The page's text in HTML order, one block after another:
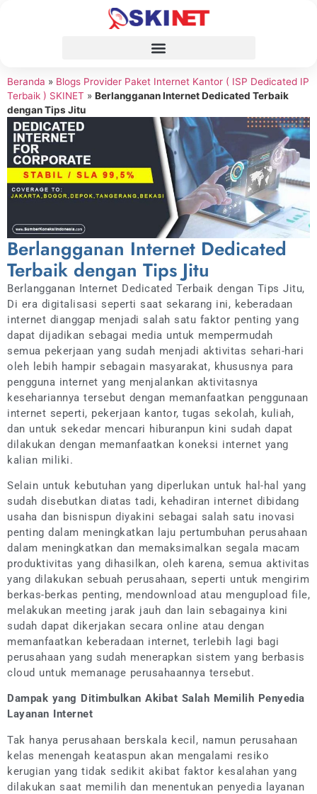
Beranda » Blogs Provider Paket Internet Kantor ( ISP Dedicated IP
Terbaik ) SKINET » Berlangganan Internet Dedicated Terbaik
dengan Tips Jitu
Berlangganan Internet Dedicated
Terbaik dengan Tips Jitu
Berlangganan Internet Dedicated Terbaik dengan Tips Jitu,
Di era digitalisasi seperti saat sekarang ini, keberadaan
internet dianggap menjadi salah satu faktor penting yang
dapat dijadikan sebagai media untuk mempermudah
semua pekerjaan yang sudah menjadi aktivitas sehari-hari
oleh lebih hampir sebagain masyarakat, khususnya para
pengguna internet yang menjalankan aktivitasnya
kesehariannya tersebut dengan memanfaatkan penggunaan
internet seperti, pekerjaan kantor, tugas sekolah, kuliah,
dan untuk sekedar mencari hiburanpun kini sudah dapat
dilakukan dengan memanfaatkan koneksi internet yang
kalian miliki.
Selain untuk kebutuhan yang diperlukan untuk hal-hal yang
sudah disebutkan diatas tadi, kehadiran internet dibidang
usaha dan bisnispun diyakini sebagai salah satu inovasi
penting dalam meningkatkan laju pertumbuhan perusahaan
dalam meningkatkan dan memaksimalkan segala macam
produktivitas yang dihasilkan, oleh karena, semua aktivitas
yang dilakukan sebuah perusahaan, seperti untuk mengirim
berkas-berkas penting, mendownload atau mengupload file,
melakukan meeting jarak jauh dan lain sebagainya kini
sudah dapat dikerjakan secara online atau dengan
memanfaatkan keberadaan internet, terlebih lagi bagi
perusahaan yang sudah menerapkan sistem yang berbasis
cloud untuk memanage perusahaannya tersebut.
Dampak yang Ditimbulkan Akibat Salah Memilih Penyedia
Layanan Internet
Tak hanya perusahaan berskala kecil, namun perusahaan
kelas menengah keataspun akan mengalami resiko
kerugian yang tidak sedikit akibat faktor kesalahan yang
dilakukan saat memilih dan menentukan penyedia layanan